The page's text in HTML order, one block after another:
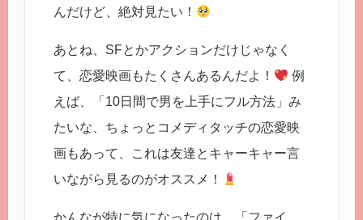
んだけど、絶対見たい！
あとね、SFとかアクションだけじゃなく
て、恋愛映画もたくさんあるんだよ！
例
えば、「10日間で男を上手にフル方法」み
たいな、ちょっとコメディタッチの恋愛映
画もあって、これは友達とキャーキャー言
いながら見るのがオススメ！
かんなが特に気になったのは、「ファイ